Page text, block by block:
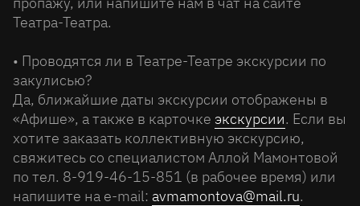
Театра-Театра.
• Проводятся ли в Театре-Театре экскурсии по
закулисью?
Да, ближайшие даты экскурсии отображены в
«Афише», а также в карточке экскурсии. Если вы
хотите заказать коллективную экскурсию,
свяжитесь со специалистом Аллой Мамонтовой
по тел. 8-919-46-15-851 (в рабочее время) или
напишите на e-mail: avmamontova@mail.ru.